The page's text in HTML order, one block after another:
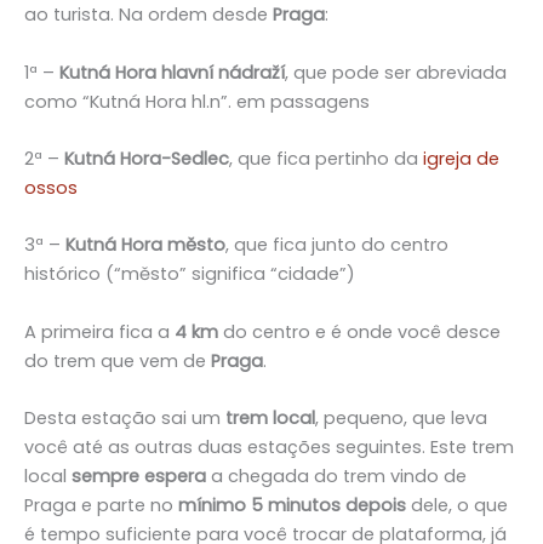
ao turista. Na ordem desde Praga:
1ª – Kutná Hora hlavní nádraží, que pode ser abreviada
como “Kutná Hora hl.n”. em passagens
2ª – Kutná Hora-Sedlec, que fica pertinho da igreja de
ossos
3ª – Kutná Hora město, que fica junto do centro
histórico (“město” significa “cidade”)
A primeira fica a 4 km do centro e é onde você desce
do trem que vem de Praga.
Desta estação sai um trem local, pequeno, que leva
você até as outras duas estações seguintes. Este trem
local sempre espera a chegada do trem vindo de
Praga e parte no mínimo 5 minutos depois dele, o que
é tempo suficiente para você trocar de plataforma, já